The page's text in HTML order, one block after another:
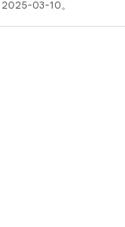
03-10。